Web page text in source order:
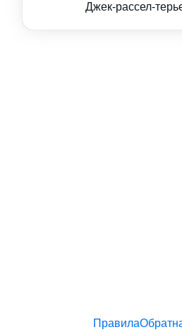
Джек-рассел-
Правила